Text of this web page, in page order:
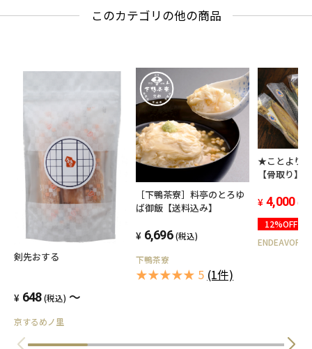
このカテゴリの他の商品
剣先おする
648 (税込) ～
京するめノ里
［下鴨茶寮］料亭のとろゆ
ば御飯【送料込み】
6,696 (税込)
下鴨茶寮
★★★★★ 5 (1件)
★ことより
【骨取り】
4,000 (税
12%OFF
ENDEAVOR